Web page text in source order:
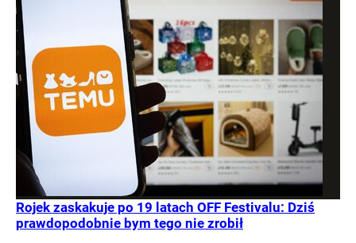
Rojek zaskakuje po 19 latach OFF Festivalu: Dziś
prawdopodobnie bym tego nie zrobił